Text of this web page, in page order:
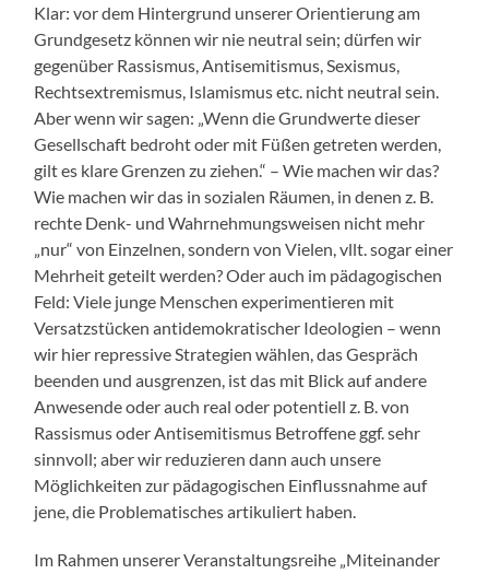
Klar: vor dem Hintergrund unserer Orientierung am
Grundgesetz können wir nie neutral sein; dürfen wir
gegenüber Rassismus, Antisemitismus, Sexismus,
Rechtsextremismus, Islamismus etc. nicht neutral sein.
Aber wenn wir sagen: „Wenn die Grundwerte dieser
Gesellschaft bedroht oder mit Füßen getreten werden,
gilt es klare Grenzen zu ziehen.“ – Wie machen wir das?
Wie machen wir das in sozialen Räumen, in denen z. B.
rechte Denk- und Wahrnehmungsweisen nicht mehr
„nur“ von Einzelnen, sondern von Vielen, vllt. sogar einer
Mehrheit geteilt werden? Oder auch im pädagogischen
Feld: Viele junge Menschen experimentieren mit
Versatzstücken antidemokratischer Ideologien – wenn
wir hier repressive Strategien wählen, das Gespräch
beenden und ausgrenzen, ist das mit Blick auf andere
Anwesende oder auch real oder potentiell z. B. von
Rassismus oder Antisemitismus Betroffene ggf. sehr
sinnvoll; aber wir reduzieren dann auch unsere
Möglichkeiten zur pädagogischen Einflussnahme auf
jene, die Problematisches artikuliert haben.
Im Rahmen unserer Veranstaltungsreihe „Miteinander